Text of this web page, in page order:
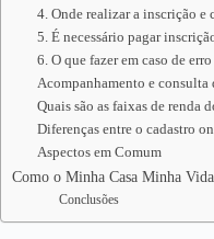
4. Onde realizar a inscrição e
5. É necessário pagar
6. O que fazer em caso de
Acompanhamento e consulta
Quais são as faixas de renda
Diferenças entre o cadastro
Aspectos em Comum
Como o Minha Casa Minha
Conclusões